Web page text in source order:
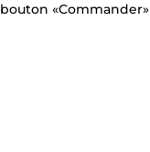
«Commander»